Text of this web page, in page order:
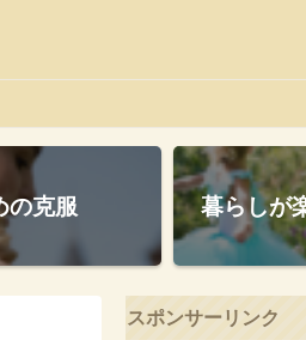
の克服 暮らしが
スポンサーリンク